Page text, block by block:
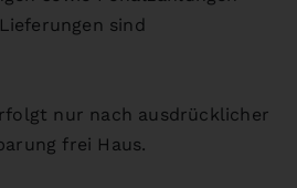
sind
nur nach ausdrücklicher
frei Haus.